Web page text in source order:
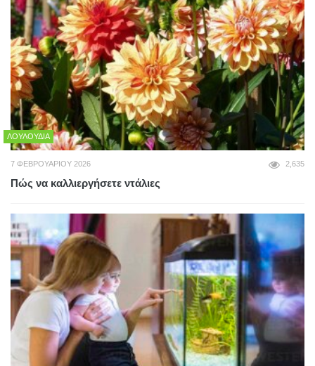
ΛΟΥΛΟΎΔΙΑ
7 ΦΕΒΡΟΥΑΡΊΟΥ 2026 2,635
Πώς να καλλιεργήσετε ντάλιες